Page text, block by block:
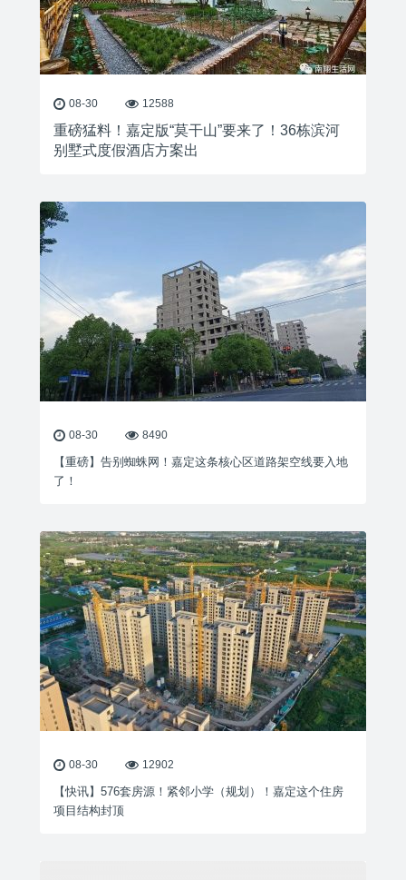
08-30 12588
重磅猛料！嘉定版“莫干山”要来了！36栋滨河
别墅式度假酒店方案出
08-30 8490
【重磅】告别蜘蛛网！嘉定这条核心区道路架空线要入地
了！
08-30 12902
【快讯】576套房源！紧邻小学（规划）！嘉定这个住房
项目结构封顶